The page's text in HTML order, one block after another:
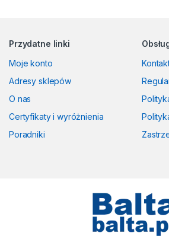
Przydatne linki
Moje konto
Adresy sklepów
O nas
Certyfikaty i wyróżnienia
Poradniki